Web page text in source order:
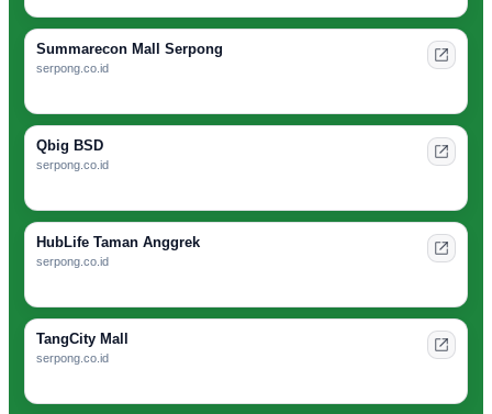
Summarecon Mall Serpong
serpong.co.id
Qbig BSD
serpong.co.id
HubLife Taman Anggrek
serpong.co.id
TangCity Mall
serpong.co.id